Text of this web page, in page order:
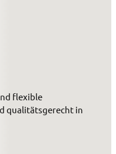
flexible
qualitätsgerecht in